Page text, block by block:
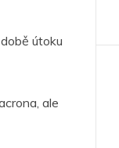
útoku
ale